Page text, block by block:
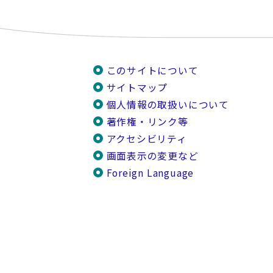
このサイトについて
サイトマップ
個人情報の取扱いについて
著作権・リンク等
アクセシビリティ
画面表示の変更など
Foreign Language